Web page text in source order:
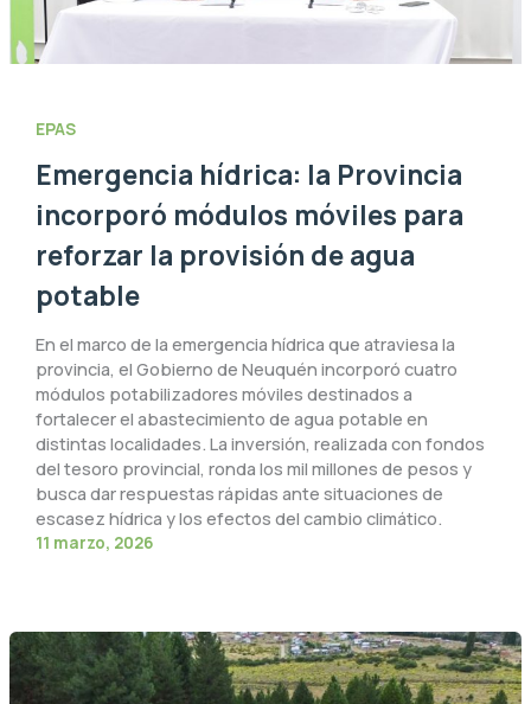
EPAS
Emergencia hídrica: la Provincia
incorporó módulos móviles para
reforzar la provisión de agua
potable
En el marco de la emergencia hídrica que atraviesa la
provincia, el Gobierno de Neuquén incorporó cuatro
módulos potabilizadores móviles destinados a
fortalecer el abastecimiento de agua potable en
distintas localidades. La inversión, realizada con fondos
del tesoro provincial, ronda los mil millones de pesos y
busca dar respuestas rápidas ante situaciones de
escasez hídrica y los efectos del cambio climático.
11 marzo, 2026